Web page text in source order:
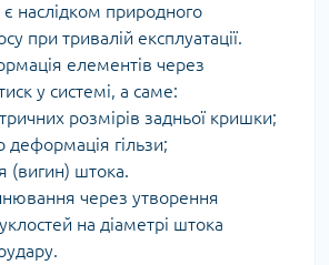
наслідком природного
при тривалій експлуатації.
елементів через
у системі, а саме:
розмірів задньої кришки;
деформація гільзи;
(вигин) штока.
через утворення
на діаметрі штока